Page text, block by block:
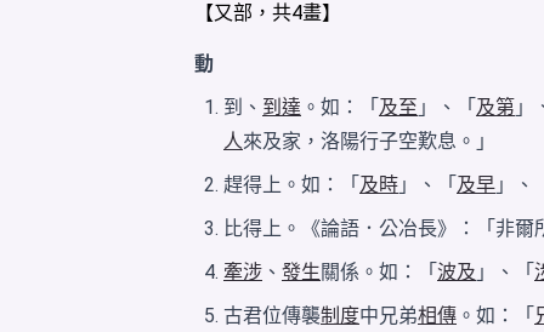
【又部，共4畫】
動
到、 到達 。如：「 及至 」、「 及第 」
人來及家，洛陽行子空歎息。」
趕得上。如：「 及時 」、「 及早 」、
比得上。《論語．公冶長》：「非
牽涉 、 發生關係。如：「 波及 」、「
古君位傳襲制度中兄弟相傳 。如：「